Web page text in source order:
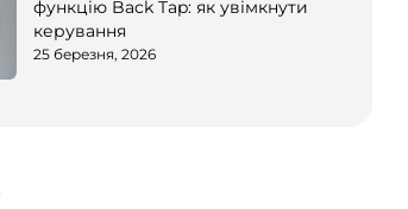
функцію Back Tap: як увімкнути
керування
25 березня, 2026